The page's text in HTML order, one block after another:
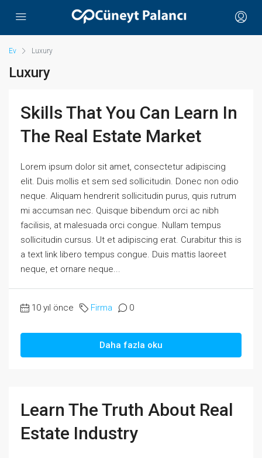
Ev Luxury
Luxury
Skills That You Can Learn In
The Real Estate Market
Lorem ipsum dolor sit amet, consectetur adipiscing
elit. Duis mollis et sem sed sollicitudin. Donec non odio
neque. Aliquam hendrerit sollicitudin purus, quis rutrum
mi accumsan nec. Quisque bibendum orci ac nibh
facilisis, at malesuada orci congue. Nullam tempus
sollicitudin cursus. Ut et adipiscing erat. Curabitur this is
a text link libero tempus congue. Duis mattis laoreet
neque, et ornare neque...
10 yıl önce Firma 0
Daha fazla oku
Learn The Truth About Real
Estate Industry